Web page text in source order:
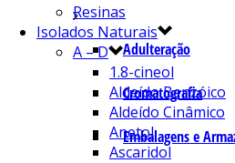
Adulteração
Cromatografia
Embalagens e
Resinas
Isolados Naturais
A – D
1.8-cineol
Aldeído Benzóico
Aldeído Cinâmico
Anetol
Ascaridol